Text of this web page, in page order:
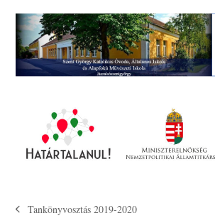
previous
Tankönyvosztás 2019-2020